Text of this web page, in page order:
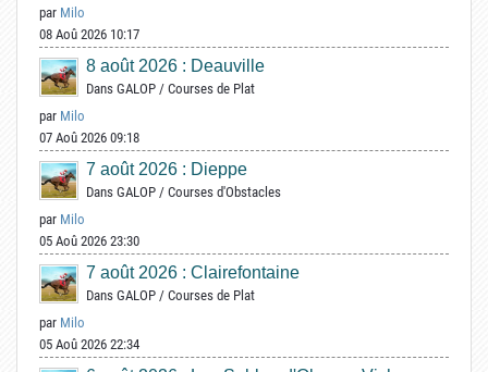
par Milo
08 Aoû 2026 10:17
8 août 2026 : Deauville
Dans GALOP / Courses de Plat
par Milo
07 Aoû 2026 09:18
7 août 2026 : Dieppe
Dans GALOP / Courses d'Obstacles
par Milo
05 Aoû 2026 23:30
7 août 2026 : Clairefontaine
Dans GALOP / Courses de Plat
par Milo
05 Aoû 2026 22:34